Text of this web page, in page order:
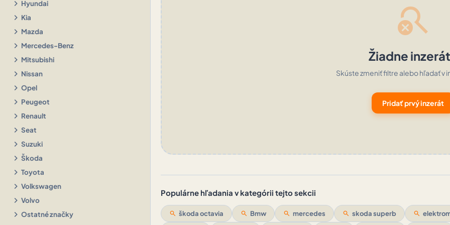
chevron_right Hyundai
chevron_right Kia
chevron_right Mazda
chevron_right Mercedes-Benz
chevron_right Mitsubishi
chevron_right Nissan
chevron_right Opel
chevron_right Peugeot
chevron_right Renault
chevron_right Seat
chevron_right Suzuki
chevron_right Škoda
chevron_right Toyota
chevron_right Volkswagen
chevron_right Volvo
chevron_right Ostatné značky
search_off
Žiadne
Skúste zmeniť filtre alebo hľadať v
Pridať prvý inzerát
Populárne hľadania v kategórii tejto sekcii
search škoda octavia search Bmw search mercedes search skoda superb search